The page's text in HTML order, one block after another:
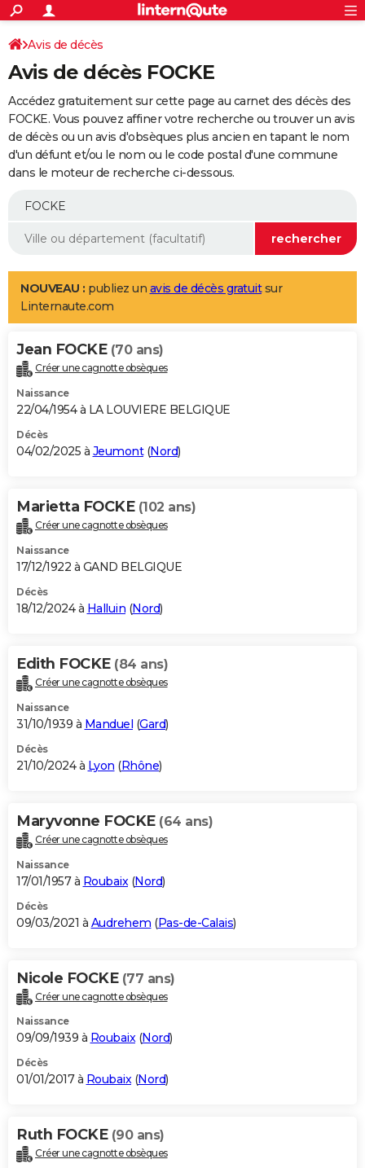
ACTUALITÉS
Politique
Société
Faits Divers
Education
Monde
Villes
+
SPORT
Coupe du monde 2026
Football
Tennis
Cyclisme
Rugby
Forum
Programme TV
TNT
Streaming
Cinéma
Sorties cinéma
Musique
+
FINANCE
Retraite
Impôts
Epargne
Immobilier
Risques naturels par ville
Banque
Assurance
Crédit
AUTO
Essais
Réserver un essai
Citadines
Berlines
SUV
Forum auto
+
Mobiles
Meilleur smartphone
Internet
Ordinateurs
Jeux vidéo
Guide high-tech
Aménagement intérieur
LIFESTYLE
Art de vivre
Bien-être
Loisirs
Mode
Modes de vie
Alimentation
Guide de la santé
Maladies
Médicaments
Sommeil
VOYAGE
Destinations
City break
Voyage nature
Voyage de noces
Forum
Climat
+PHOTO
GUIDES D'ACHAT
BONS PLANS
Carte de Noël
Carte Bonne année
Carte Saint-Valentin
Carte Pâques
Carte d'anniversaire
DICTIONNAIRE
Dictionnaire
Biographies
Citations
Expressions
Proverbes
PROGRAMME TV
S'inscrire
Se connecter
Lycées
Collèges
Primaires
Universités
Entreprises
Service militaire
Avis de recherche
AVIS DE DÉCÈS
Bricolage
Lifestyle
Culture
Sport
Auto
Television
Voyage
Cinema
Avis de décès
Avis de décès FOCKE
Accédez gratuitement sur cette page au carnet des décès des
FOCKE. Vous pouvez affiner votre recherche ou trouver un avis
de décès ou un avis d'obsèques plus ancien en tapant le nom
d'un défunt et/ou le nom ou le code postal d'une commune
dans le moteur de recherche ci-dessous.
NOUVEAU : publiez un avis de décès gratuitsur
Linternaute.com
Jean FOCKE (70 ans)
Créer une cagnotte obsèques
Naissance
22/04/1954 à LA LOUVIERE BELGIQUE
Décès
04/02/2025 à Jeumont(Nord)
Marietta FOCKE (102 ans)
Créer une cagnotte obsèques
Naissance
17/12/1922 à GAND BELGIQUE
Décès
18/12/2024 à Halluin (Nord)
Edith FOCKE (84 ans)
Créer une cagnotte obsèques
Naissance
31/10/1939 à Manduel (Gard)
Décès
21/10/2024 à Lyon (Rhône)
Maryvonne FOCKE (64 ans)
Créer une cagnotte obsèques
Naissance
17/01/1957 à Roubaix (Nord)
Décès
09/03/2021 à Audrehem (Pas-de-Calais)
Nicole FOCKE (77 ans)
Créer une cagnotte obsèques
Naissance
09/09/1939 à Roubaix(Nord)
Décès
01/01/2017 à Roubaix(Nord)
Ruth FOCKE (90 ans)
Créer une cagnotte obsèques